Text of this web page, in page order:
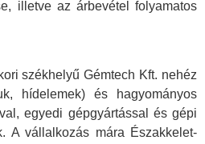
illetve az árbevétel folyamatos
székhelyű Gémtech Kft. nehéz
hídelemek) és hagyományos
egyedi gépgyártással és gépi
A vállalkozás mára Északkelet-